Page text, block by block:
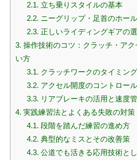
2.1. 立ち乗りスタイルの基本
2.2. ニーグリップ・足首のホー
2.3. 正しいライディングギアの
3. 操作技術のコツ：クラッチ・ア
い方
3.1. クラッチワークのタイミン
3.2. アクセル開度のコントロール
3.3. リアブレーキの活用と速度
4. 実践練習法とよくある失敗の対策
4.1. 段階を踏んだ練習の進め方
4.2. 典型的なミスとその改善策
4.3. 公道でも活きる応用技術と